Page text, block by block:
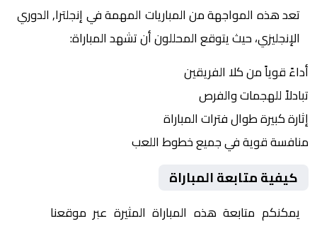
تعد هذه المواجهة من المباريات المهمة في إنجلترا, الدوري
الإنجليزي، حيث يتوقع المحللون أن تشهد المباراة:
أداءً قوياً من كلا الفريقين
تبادلاً للهجمات والفرص
إثارة كبيرة طوال فترات المباراة
منافسة قوية في جميع خطوط اللعب
كيفية متابعة المباراة
يمكنكم متابعة هذه المباراة المثيرة عبر موقعنا